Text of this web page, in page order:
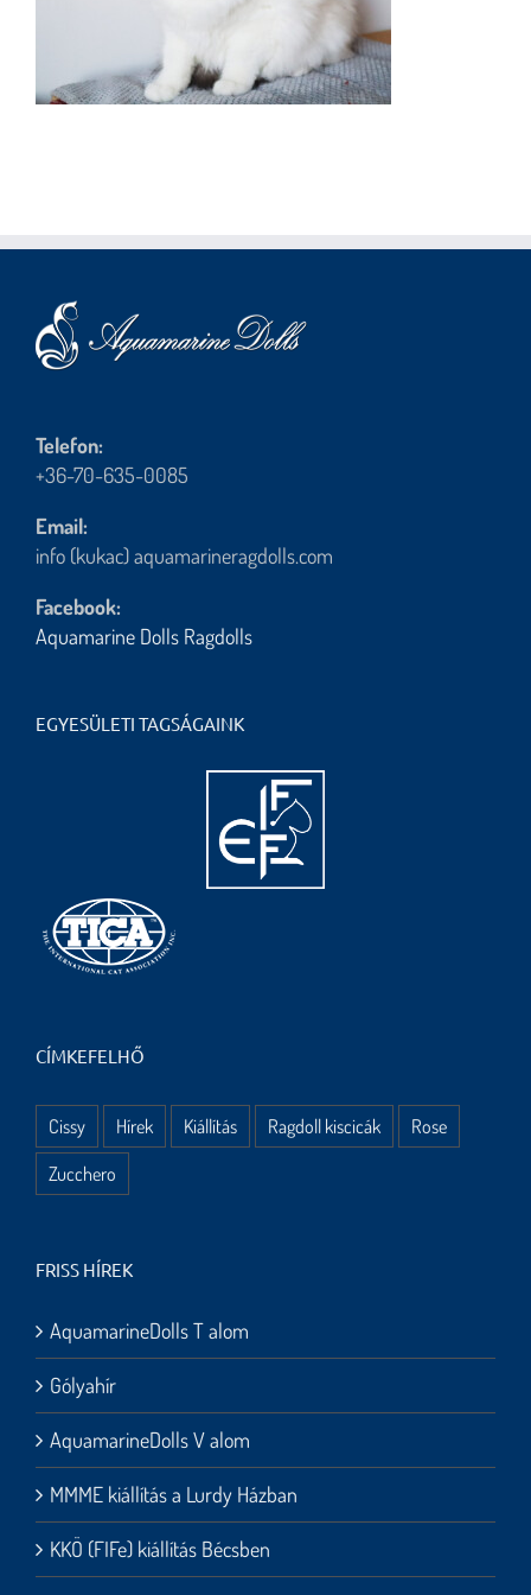
Telefon:
+36-70-635-0085
Email:
info (kukac) aquamarineragdolls.com
Facebook:
Aquamarine Dolls Ragdolls
EGYESÜLETI TAGSÁGAINK
CÍMKEFELHŐ
Cissy Hírek Kiállítás Ragdoll kiscicák
Rose
Zucchero
FRISS HÍREK
AquamarineDolls T alom
Gólyahír
AquamarineDolls V alom
MMME kiállítás a Lurdy Házban
KKÖ (FIFe) kiállítás Bécsben